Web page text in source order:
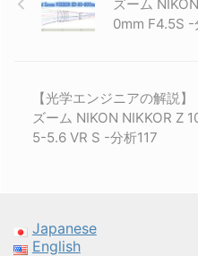
ズーム
0mm F4.5S -
【光学エンジニアの解説
ズーム NIKON NIKKOR Z
5-5.6 VR S -分析117
Japanese
English